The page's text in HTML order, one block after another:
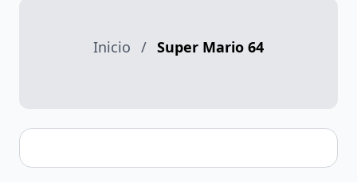
Inicio / Super Mario 64